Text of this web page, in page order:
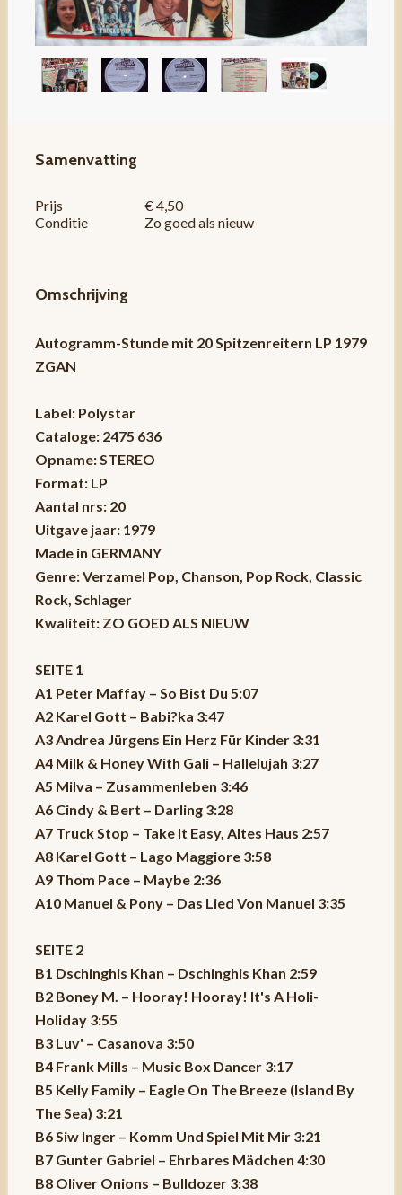
Samenvatting
Prijs
€ 4,50
Conditie
Zo goed als nieuw
Omschrijving
Autogramm-Stunde mit 20 Spitzenreitern LP 1979
ZGAN
Label: Polystar
Cataloge: 2475 636
Opname: STEREO
Format: LP
Aantal nrs: 20
Uitgave jaar: 1979
Made in GERMANY
Genre: Verzamel Pop, Chanson, Pop Rock, Classic
Rock, Schlager
Kwaliteit: ZO GOED ALS NIEUW
SEITE 1
A1 Peter Maffay – So Bist Du 5:07
A2 Karel Gott – Babi?ka 3:47
A3 Andrea Jürgens Ein Herz Für Kinder 3:31
A4 Milk & Honey With Gali – Hallelujah 3:27
A5 Milva – Zusammenleben 3:46
A6 Cindy & Bert – Darling 3:28
A7 Truck Stop – Take It Easy, Altes Haus 2:57
A8 Karel Gott – Lago Maggiore 3:58
A9 Thom Pace – Maybe 2:36
A10 Manuel & Pony – Das Lied Von Manuel 3:35
SEITE 2
B1 Dschinghis Khan – Dschinghis Khan 2:59
B2 Boney M. – Hooray! Hooray! It's A Holi-
Holiday 3:55
B3 Luv' – Casanova 3:50
B4 Frank Mills – Music Box Dancer 3:17
B5 Kelly Family – Eagle On The Breeze (Island By
The Sea) 3:21
B6 Siw Inger – Komm Und Spiel Mit Mir 3:21
B7 Gunter Gabriel – Ehrbares Mädchen 4:30
B8 Oliver Onions – Bulldozer 3:38